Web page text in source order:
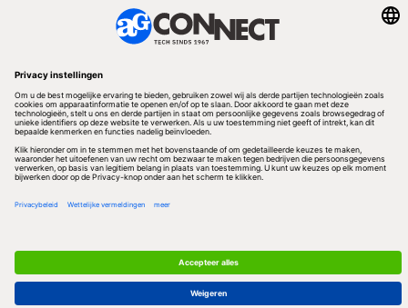
Volg ons
Redactionele partner
Algemene Voorwaarden & Copyrights